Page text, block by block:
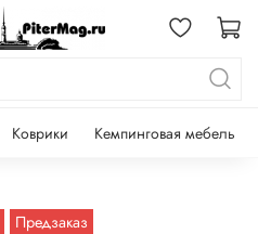
Коврики Кемпинговая мебель
Предзаказ